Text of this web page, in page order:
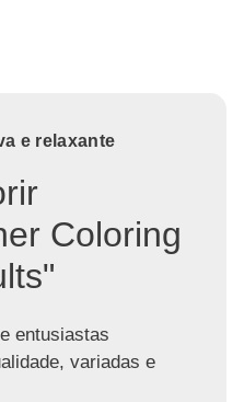
e relaxante
Coloring
entusiastas
variadas e